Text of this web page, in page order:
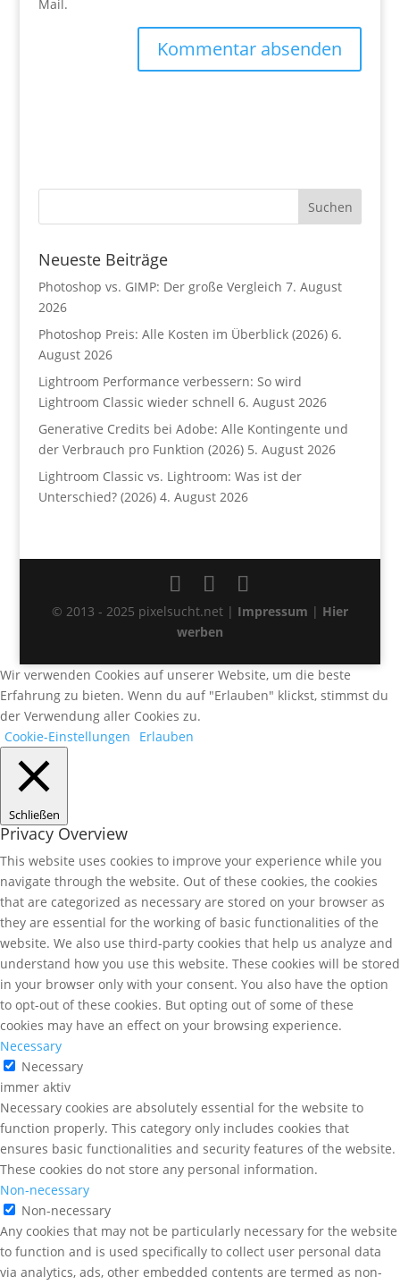
Mail.
Neueste Beiträge
Photoshop vs. GIMP: Der große Vergleich 7. August
2026
Photoshop Preis: Alle Kosten im Überblick (2026) 6.
August 2026
Lightroom Performance verbessern: So wird
Lightroom Classic wieder schnell 6. August 2026
Generative Credits bei Adobe: Alle Kontingente und
der Verbrauch pro Funktion (2026) 5. August 2026
Lightroom Classic vs. Lightroom: Was ist der
Unterschied? (2026) 4. August 2026
© 2013 - 2025 pixelsucht.net | Impressum | Hier
werben
Wir verwenden Cookies auf unserer Website, um die beste
Erfahrung zu bieten. Wenn du auf "Erlauben" klickst, stimmst du
der Verwendung aller Cookies zu.
Cookie-Einstellungen
Erlauben
Schließen
Privacy Overview
This website uses cookies to improve your experience while you
navigate through the website. Out of these cookies, the cookies
that are categorized as necessary are stored on your browser as
they are essential for the working of basic functionalities of the
website. We also use third-party cookies that help us analyze and
understand how you use this website. These cookies will be stored
in your browser only with your consent. You also have the option
to opt-out of these cookies. But opting out of some of these
cookies may have an effect on your browsing experience.
Necessary
Necessary
immer aktiv
Necessary cookies are absolutely essential for the website to
function properly. This category only includes cookies that
ensures basic functionalities and security features of the website.
These cookies do not store any personal information.
Non-necessary
Non-necessary
Any cookies that may not be particularly necessary for the website
to function and is used specifically to collect user personal data
via analytics, ads, other embedded contents are termed as non-